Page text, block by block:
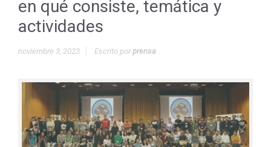
en qué consiste, temática y
actividades
noviembre 3, 2023 Escrito porprensa